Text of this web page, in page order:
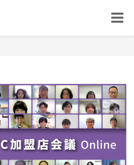
Toggle